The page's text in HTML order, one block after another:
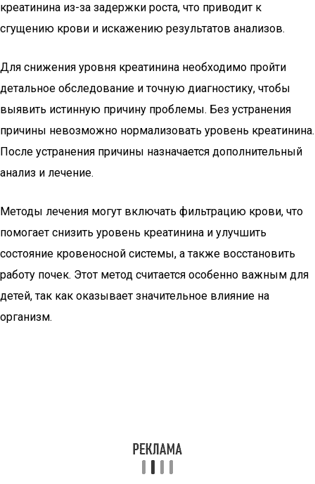
креатинина из-за задержки роста, что приводит к
сгущению крови и искажению результатов анализов.
Для снижения уровня креатинина необходимо пройти
детальное обследование и точную диагностику, чтобы
выявить истинную причину проблемы. Без устранения
причины невозможно нормализовать уровень креатинина.
После устранения причины назначается дополнительный
анализ и лечение.
Методы лечения могут включать фильтрацию крови, что
помогает снизить уровень креатинина и улучшить
состояние кровеносной системы, а также восстановить
работу почек. Этот метод считается особенно важным для
детей, так как оказывает значительное влияние на
организм.